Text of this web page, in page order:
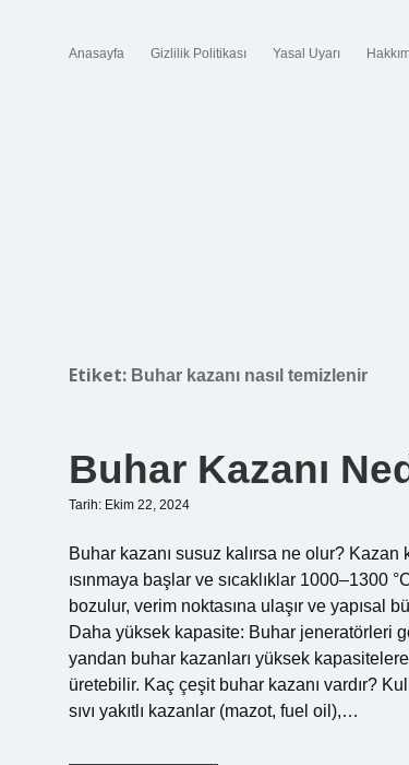
Anasayfa Gizlilik Politikası Yasal Uyarı
Etiket: Buhar kazanı nasıl temizlenir
Buhar Kazanı
Tarih: Ekim 22, 2024
Buhar kazanı susuz kalırsa ne olur? Kazan
ısınmaya başlar ve sıcaklıklar 1000–1300
bozulur, verim noktasına ulaşır ve yapısal
Daha yüksek kapasite: Buhar jeneratörleri
yandan buhar kazanları yüksek
üretebilir. Kaç çeşit buhar kazanı vardır?
sıvı yakıtlı kazanlar (mazot, fuel oil),…